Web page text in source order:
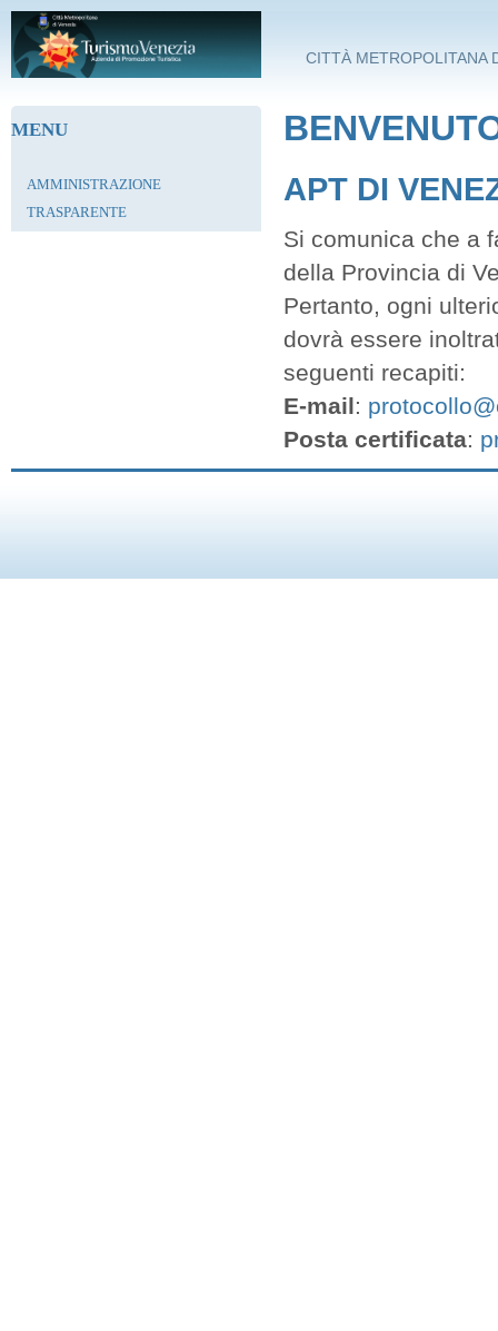
Salta al contenuto principale
CITTÀ METROPOLITANA
MENU
AMMINISTRAZIONE
TRASPARENTE
APT DI
Si comunica che a
della Provincia di
Pertanto, ogni
dovrà essere
seguenti recapiti:
E-mail:
Posta certificata: